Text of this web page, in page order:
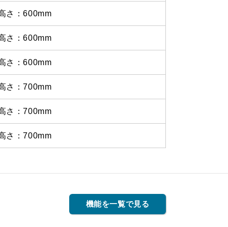
さ：600mm
さ：600mm
さ：600mm
さ：700mm
さ：700mm
さ：700mm
機能を一覧で見る